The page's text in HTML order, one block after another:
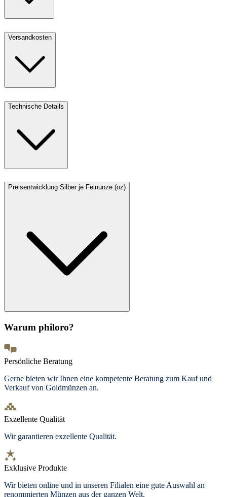
Versandkosten
Technische Details
Preisentwicklung Silber je Feinunze (oz)
Warum philoro?
Persönliche Beratung
Gerne bieten wir Ihnen eine kompetente Beratung zum Kauf und
Verkauf von Goldmünzen an.
Exzellente Qualität
Wir garantieren exzellente Qualität.
Exklusive Produkte
Wir bieten online und in unseren Filialen eine gute Auswahl an
renommierten Münzen aus der ganzen Welt.